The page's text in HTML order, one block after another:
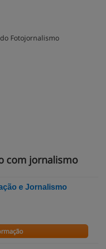
Fotojornalismo
com jornalismo
e Jornalismo